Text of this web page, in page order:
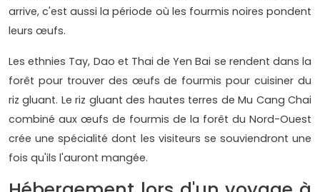
arrive, c'est aussi la période où les fourmis noires pondent
leurs œufs.
Les ethnies Tay, Dao et Thai de Yen Bai se rendent dans la
forêt pour trouver des œufs de fourmis pour cuisiner du
riz gluant. Le riz gluant des hautes terres de Mu Cang Chai
combiné aux œufs de fourmis de la forêt du Nord-Ouest
crée une spécialité dont les visiteurs se souviendront une
fois qu'ils l'auront mangée.